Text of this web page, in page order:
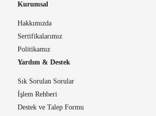
Kurumsal
Hakkımızda
Sertifikalarımız
Politikamız
Yardım & Destek
Sık Sorulan Sorular
İşlem Rehberi
Destek ve Talep Formu